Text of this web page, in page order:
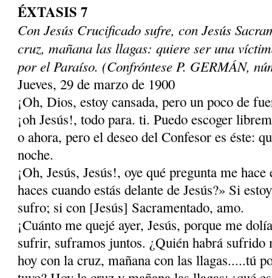
ÉXTASIS 7
Con Jesús Crucificado sufre, con Jesús
cruz, mañana las llagas: quiere ser una
por el Paraíso. (Confróntese P. GERMÁN,
Jueves, 29 de marzo de 1900
¡Oh, Dios, estoy cansada, pero un poco de
¡oh Jesús!, todo para. ti. Puedo escoger
o ahora, pero el deseo del Confesor es éste:
noche.
¡Oh, Jesús, Jesús!, oye qué pregunta me
haces cuando estás delante de Jesús?» Si
sufro; si con [Jesús] Sacramentado, amo.
¡Cuánto me quejé ayer, Jesús, porque me
sufrir, suframos juntos. ¿Quién habrá sufrido
hoy con la cruz, mañana con las llagas.....tú